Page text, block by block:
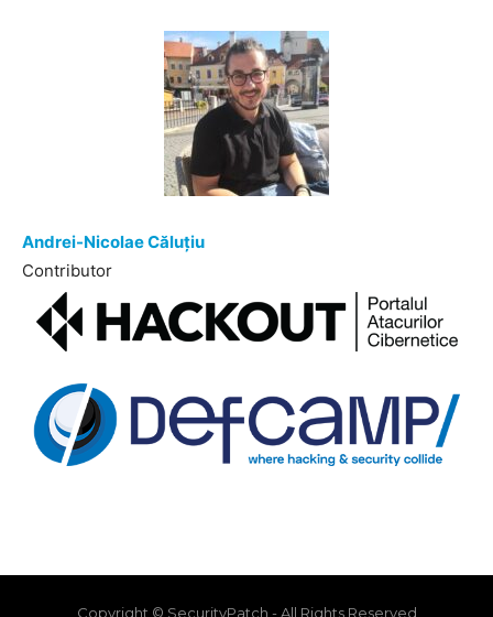
Andrei-Nicolae Căluțiu
Contributor
Copyright © SecurityPatch - All Rights Reserved